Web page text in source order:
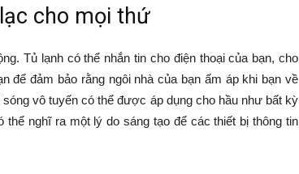
cho mọi thứ
Tủ lạnh có thể nhắn tin cho điện thoại của bạn, cho
để đảm bảo rằng ngôi nhà của bạn ấm áp khi bạn về
vô tuyến có thể được áp dụng cho hầu như bất kỳ
nghĩ ra một lý do sáng tạo để các thiết bị thông tin